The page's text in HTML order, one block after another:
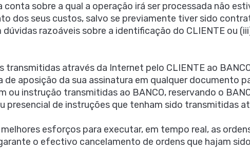
conta sobre a qual a operação irá ser processada não
dos seus custos, salvo se previamente tiver sido
razoáveis sobre a identificação do CLIENTE ou
transmitidas através da Internet pelo CLIENTE ao
de aposição da sua assinatura em qualquer documento
ou instrução transmitidas ao BANCO, reservando o
presencial de instruções que tenham sido transmitidas
melhores esforços para executar, em tempo real, as
o efectivo cancelamento de ordens que hajam